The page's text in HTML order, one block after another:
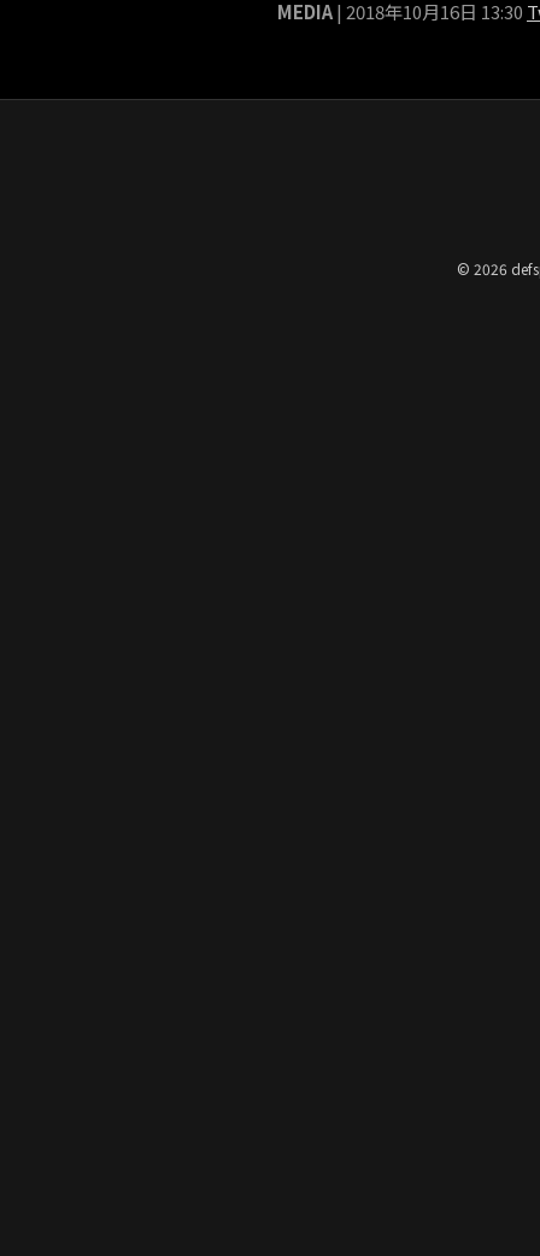
MEDIA| 2018年10月16日 13:30
© 2026